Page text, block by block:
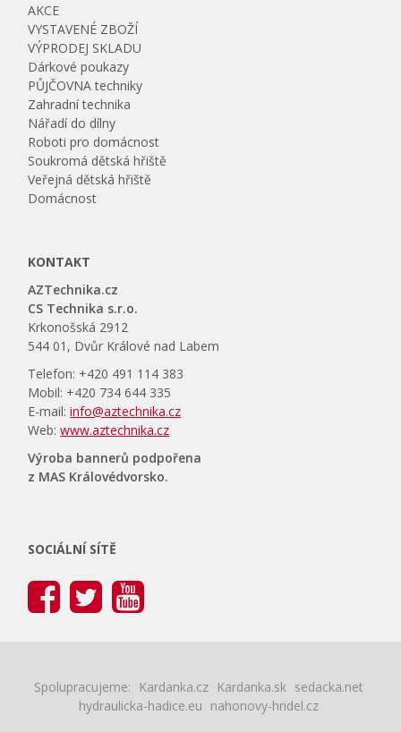
AKCE
VYSTAVENÉ ZBOŽÍ
VÝPRODEJ SKLADU
Dárkové poukazy
PŮJČOVNA techniky
Zahradní technika
Nářadí do dílny
Roboti pro domácnost
Soukromá dětská hřiště
Veřejná dětská hřiště
Domácnost
KONTAKT
AZTechnika.cz
CS Technika s.r.o.
Krkonošská 2912
544 01, Dvůr Králové nad Labem
Telefon: +420 491 114 383
Mobil: +420 734 644 335
E-mail:info@aztechnika.cz
Web:www.aztechnika.cz
Výroba bannerů podpořena
z MAS Královédvorsko.
SOCIÁLNÍ SÍTĚ
Spolupracujeme: Kardanka.cz Kardanka.sk sedacka.net
hydraulicka-hadice.eu nahonovy-hridel.cz